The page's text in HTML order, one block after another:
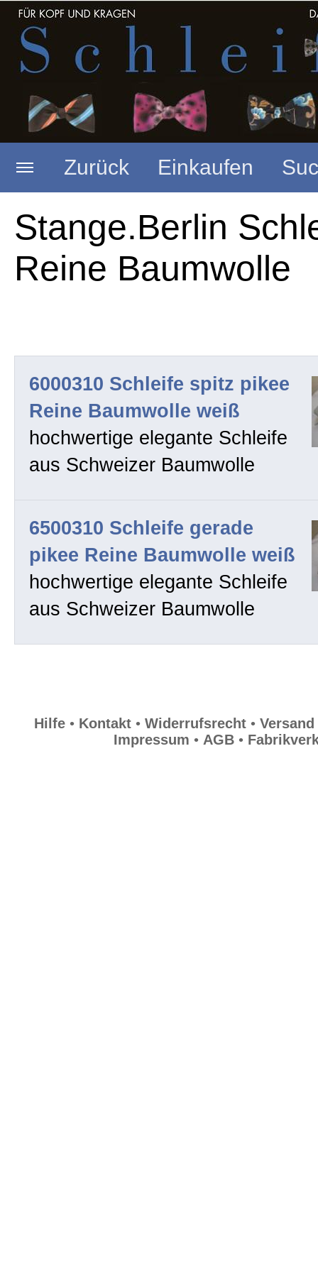
Zurück Einkaufen
Startseite
Seide spitze Form
Seide andere Form - direkt
Reine Baumwolle
Hilfe
Kontakt
Widerrufsrecht
Datenschutz
Merkzettel anzeigen
Warenkorb anzeigen
Mein Konto
Stange.Berlin
Reine Baumwolle
6000310 Schleife spitz pikee
Reine Baumwolle weiß
hochwertige elegante Schleife
aus Schweizer Baumwolle
6500310 Schleife gerade
pikee Reine Baumwolle weiß
hochwertige elegante Schleife
aus Schweizer Baumwolle
Hilfe• Kontakt• Widerrufsrecht• Versand
Impressum • AGB •